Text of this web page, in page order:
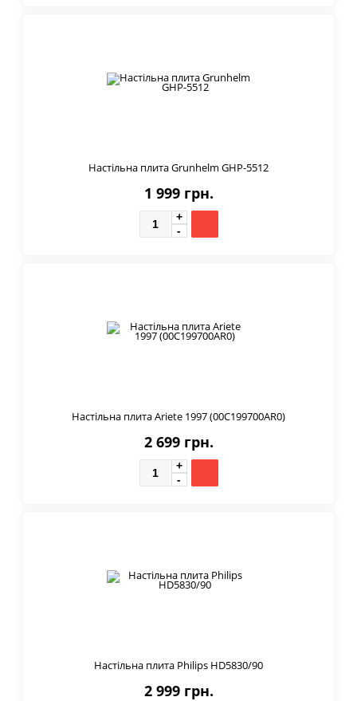
Настільна плита Grunhelm GHP-5512
1 999 грн.
Настільна плита Ariete 1997 (00C199700AR0)
2 699 грн.
Настільна плита Philips HD5830/90
2 999 грн.